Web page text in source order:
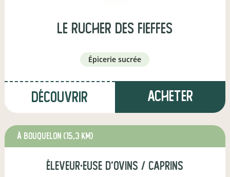
Le Rucher des Fieffes
épicerie sucrée
Découvrir Acheter
à Bouquelon (15,3 km)
éleveur·euse d'ovins / caprins